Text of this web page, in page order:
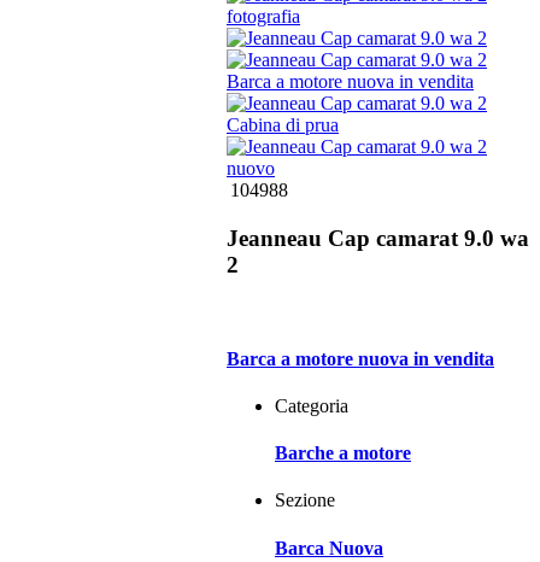
104988
Jeanneau Cap camarat 9.0 wa
2
Barca a motore nuova in vendita
Categoria
Barche a motore
Sezione
Barca Nuova